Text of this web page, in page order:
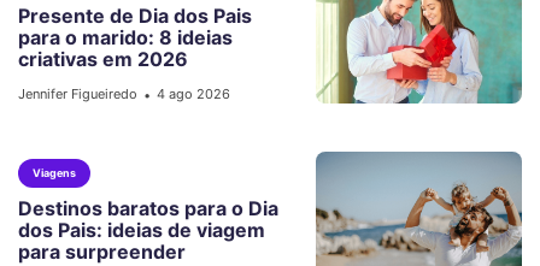
Presente de Dia dos Pais
para o marido: 8 ideias
criativas em 2026
Jennifer Figueiredo • 4 ago 2026
Viagens
Destinos baratos para o Dia
dos Pais: ideias de viagem
para surpreender